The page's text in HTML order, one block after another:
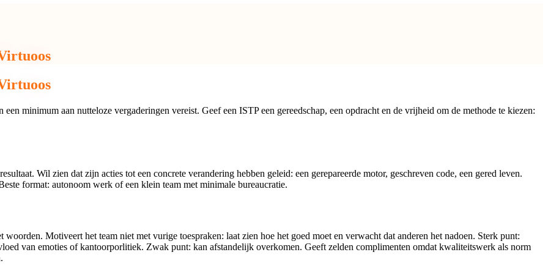
minimum aan nutteloze vergaderingen vereist. Geef een ISTP een gereedschap, een opdracht en de vrijheid om de methode te kiezen:
Wil zien dat zijn acties tot een concrete verandering hebben geleid: een gerepareerde motor, geschreven code, een gered leven.
format: autonoom werk of een klein team met minimale bureaucratie.
Motiveert het team niet met vurige toespraken: laat zien hoe het goed moet en verwacht dat anderen het nadoen. Sterk punt:
van emoties of kantoorporlitiek. Zwak punt: kan afstandelijk overkomen. Geeft zelden complimenten omdat kwaliteitswerk als norm